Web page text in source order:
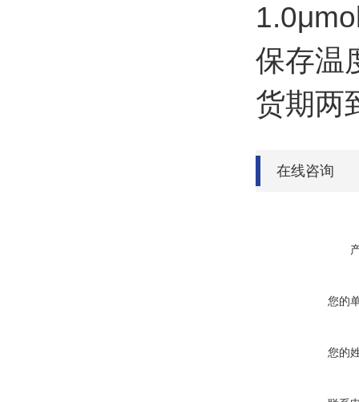
保存温
货期两
在线咨询
您的
您的